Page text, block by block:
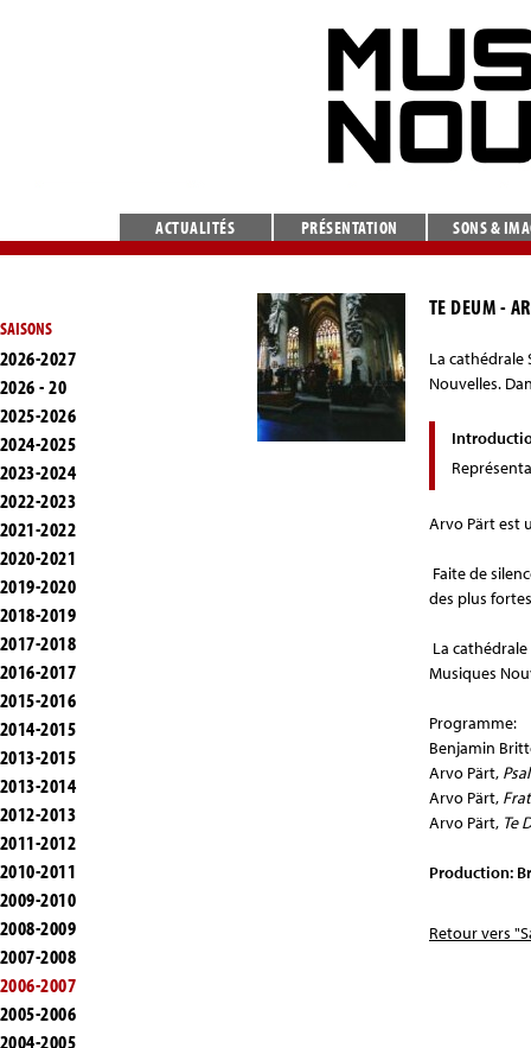
ACTUALITÉS PRÉSENTATION SONS &
SAISONS
2026-2027
2026 - 20
2025-2026
2024-2025
2023-2024
2022-2023
2021-2022
2020-2021
2019-2020
2018-2019
2017-2018
2016-2017
2015-2016
2014-2015
2013-2015
2013-2014
2012-2013
2011-2012
2010-2011
2009-2010
2008-2009
2007-2008
2006-2007
2005-2006
2004-2005
TE DEUM -
La cathédrale
Nouvelles.
Arvo Pärt est
Faite de
des plus
La
Musiques
Programme:
Benjamin
Arvo Pärt,
Arvo Pärt,
Arvo Pärt, Te
Production:
Retour vers